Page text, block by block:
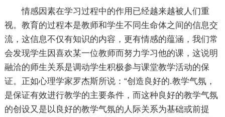
情感因素在学习过程中的作用已经越来越被人们重
视。教育的过程本是教师和学生不同生命体之间的信息交
流，这信息不仅有知识的内容，更有情感的蕴涵，我们常
会发现学生因喜欢某一位教师而努力学习他的课，这说明
融洽的师生关系是调动学生积极参与课堂教学活动的保
证。正如心理学家罗杰斯所说：“创造良好的.教学气氛，
是保证有效进行教学的主要条件，而这种良好的教学气氛
的创设又是以良好的教学气氛的人际关系为基础或前提